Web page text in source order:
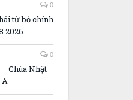
0
từ bỏ chính
0
Chúa Nhật
A